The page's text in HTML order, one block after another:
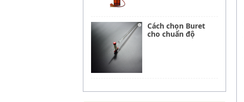
Cách chọn Buret
cho chuẩn độ